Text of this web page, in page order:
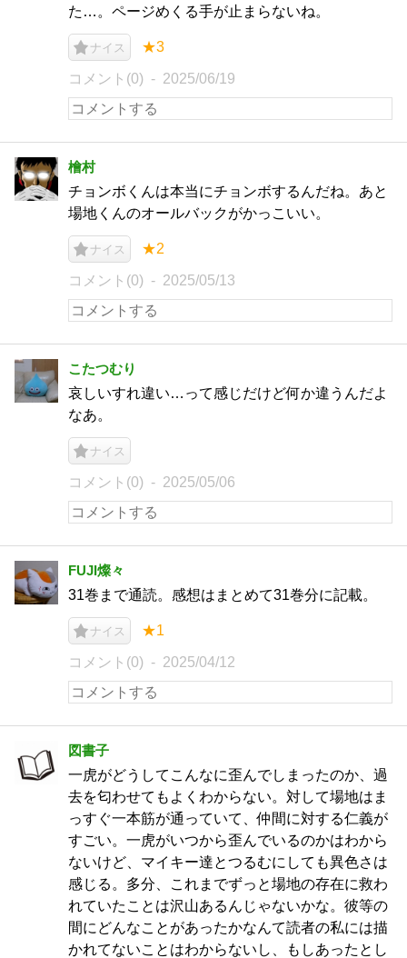
た…。ページめくる手が止まらないね。
ナイス ★3
コメント(0) 2025/06/19
檜村
チョンボくんは本当にチョンボするんだね。あと
場地くんのオールバックがかっこいい。
ナイス ★2
コメント(0) 2025/05/13
こたつむり
哀しいすれ違い…って感じだけど何か違うんだよ
なあ。
ナイス
コメント(0) 2025/05/06
FUJI燦々
31巻まで通読。感想はまとめて31巻分に記載。
ナイス ★1
コメント(0) 2025/04/12
図書子
一虎がどうしてこんなに歪んでしまったのか、過
去を匂わせてもよくわからない。対して場地はま
っすぐ一本筋が通っていて、仲間に対する仁義が
すごい。一虎がいつから歪んでいるのかはわから
ないけど、マイキー達とつるむにしても異色さは
感じる。多分、これまでずっと場地の存在に救わ
れていたことは沢山あるんじゃないかな。彼等の
間にどんなことがあったかなんて読者の私には描
かれてないことはわからないし、もしあったとし